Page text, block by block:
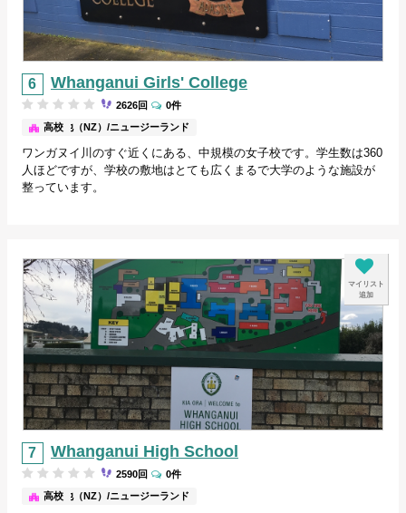
Whanganui Girls' College
その他（NZ）/ニュージーランド
高校
2626回 0件
ワンガヌイ川のすぐ近くにある、中規模の女子校です。学生数は360
人ほどですが、学校の敷地はとても広くまるで大学のような施設が
整っています。
マイリスト
追加
Whanganui High School
その他（NZ）/ニュージーランド
高校
2590回 0件